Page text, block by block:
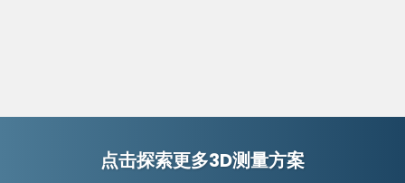
点击探索更多3D测量方案